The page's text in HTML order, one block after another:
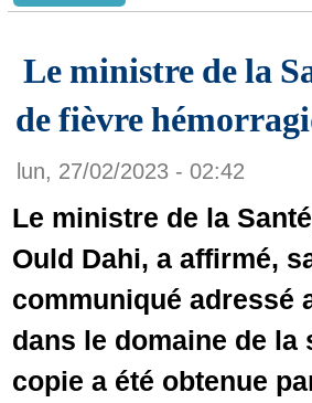
Le ministre de la
de fièvre
lun, 27/02/2023 - 02:42
Le ministre de la
Ould Dahi, a affirmé,
communiqué adressé
dans le domaine de la
copie a été obtenue